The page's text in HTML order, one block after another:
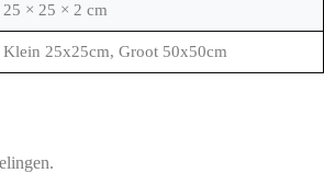
25 × 25 × 2 cm
Klein 25x25cm, Groot 50x50cm